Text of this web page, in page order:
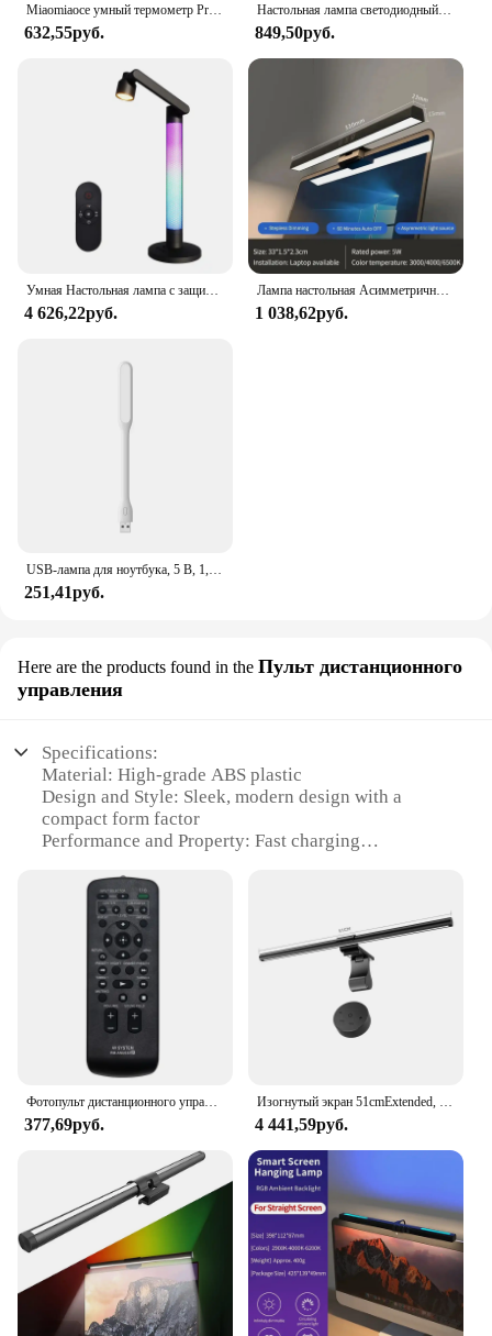
632,55руб.
Настольная лампа светодиодный с зарядкой от USB, настольная лампа с плавным затемнением, подвесная Магнитная настольная лампа для спальни, настольная лампа для чтения, перезаряжаемая Ночная лампа
849,50руб.
4 626,22руб.
Лампа настольная Асимметричная для защиты глаз
1 038,62руб.
USB-лампа для ноутбука, 5 В, 1,2 Вт
251,41руб.
Here are the products found in the Пульт дистанционного
управления
Specifications:
Material: High-grade ABS plastic
Design and Style: Sleek, modern design with a
compact form factor
Performance and Property: Fast charging
system
Usage and Purpose: Ideal for charging your iPhone
14 quickly and efficiently
Typical Adaptive Scenario: Perfect for use at home,
in the office, or on the go
Shape or Size or Weight or Quantity: Lightweight
and portable, making it easy to carry with you
Features:
|Wholesale|Vendors|
**Effortless Charging Experience**
The Quntis iPhone 14 Fast Charger is designed to
make your life easier by providing a swift and
reliable charging solution for your device. Crafted
from durable ABS plastic, this charger is not only
lightweight but also resilient to everyday wear and
tear. Its sleek, modern design ensures that it
complements any setting, whether you're at home, in
the office, or on the move. With its compact form
factor, it's easy to carry in your bag or pocket,
377,69руб. 4 441,59руб.